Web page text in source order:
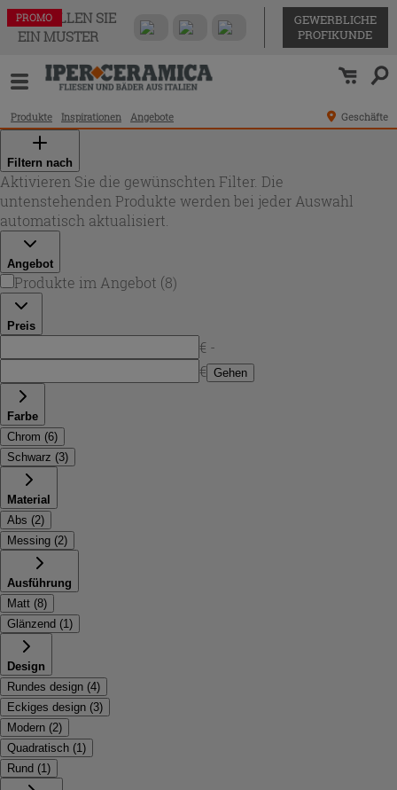
BESTELLEN SIE
EIN MUSTER
GEWERBLICHE
PROFIKUNDE
Produkte Inspirationen Angebote Geschäfte
Filtern nach
Aktivieren Sie die gewünschten Filter. Die
untenstehenden Produkte werden bei jeder Auswahl
automatisch aktualisiert.
Angebot
Produkte im Angebot (8)
Preis
€ -
€ Gehen
Farbe
Chrom (6)
Schwarz (3)
Material
Abs (2)
Messing (2)
Ausführung
Matt (8)
Glänzend (1)
Design
Rundes design (4)
Eckiges design (3)
Modern (2)
Quadratisch (1)
Rund (1)
PROMO
PROMO
PROMO
PROMO
PROMO
PROMO
PROMO
PROMO